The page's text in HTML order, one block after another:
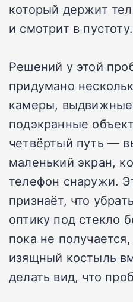
который держит
и смотрит в пустоту.
Решений у этой
придумано
камеры,
подэкранные
четвёртый путь —
маленький экран,
телефон снаружи.
признаёт, что
оптику под стекло
пока не
изящный костыль
делать вид, что